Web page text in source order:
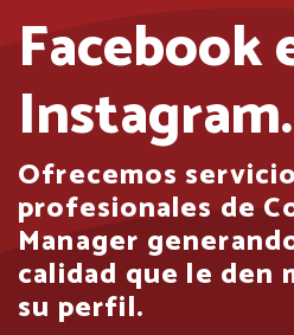
Facebook
Instagram.
Ofrecemos
profesionales de
Manager
calidad que le den
su perfil.